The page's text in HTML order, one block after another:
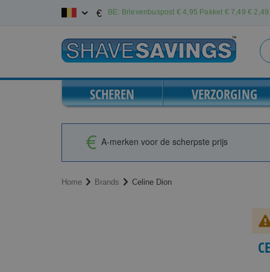
Ga
inhoud
€ BE: Brievenbuspost € 4,95 Pakket € 7,49 €
SCHEREN VERZORGING
A-merken voor de scherpste prijs
Home Brands Celine Dion